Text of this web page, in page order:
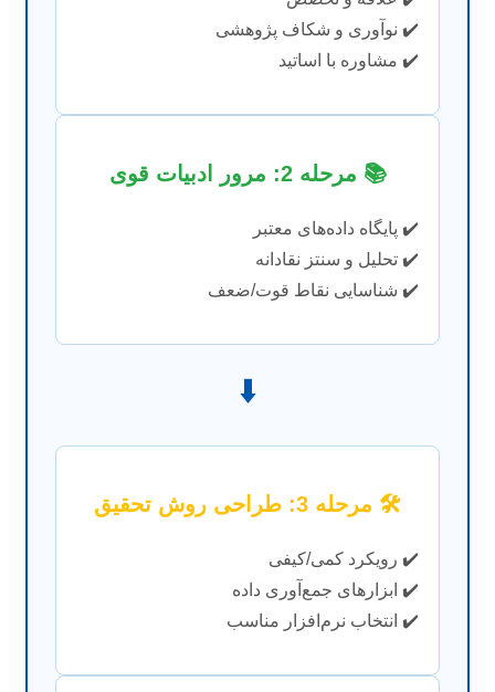
✔️ نوآوری و شکاف پژوهشی
✔️ مشاوره با اساتید
📚 مرحله 2: مرور ادبیات قوی
✔️ پایگاه داده‌های معتبر
✔️ تحلیل و سنتز نقادانه
✔️ شناسایی نقاط قوت/ضعف
⬇️
🛠️ مرحله 3: طراحی روش تحقیق
✔️ رویکرد کمی/کیفی
✔️ ابزارهای جمع‌آوری داده
✔️ انتخاب نرم‌افزار مناسب